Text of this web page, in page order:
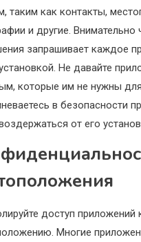
таким как контакты,
и другие. Внимательно
запрашивает каждое
Не давайте
которые им не нужны
в безопасности
от его
доступ приложений
Многие